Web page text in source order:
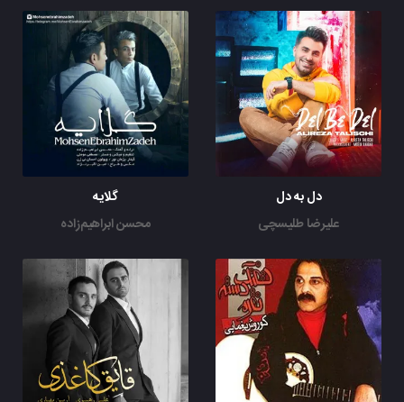
دل به دل
علیرضا طلیسچی
گلایه
محسن ابراهیم‌زاده